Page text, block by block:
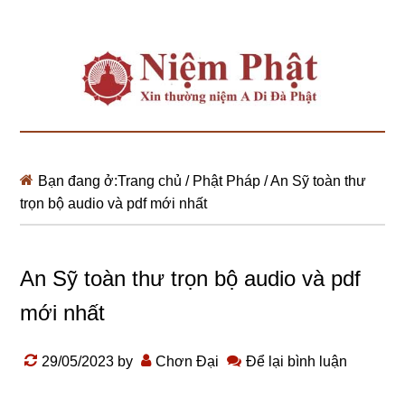
Bạn đang ở:Trang chủ / Phật Pháp /An Sỹ toàn thư
trọn bộ audio và pdf mới nhất
An Sỹ toàn thư trọn bộ audio và pdf
mới nhất
29/05/2023 by Chơn Đại Để lại bình luận